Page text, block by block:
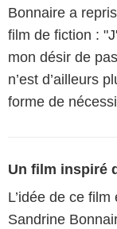
Bonnaire a
film de fiction :
mon désir de
n’est d’ailleurs
forme de
Un film inspiré
L’idée de ce
Sandrine